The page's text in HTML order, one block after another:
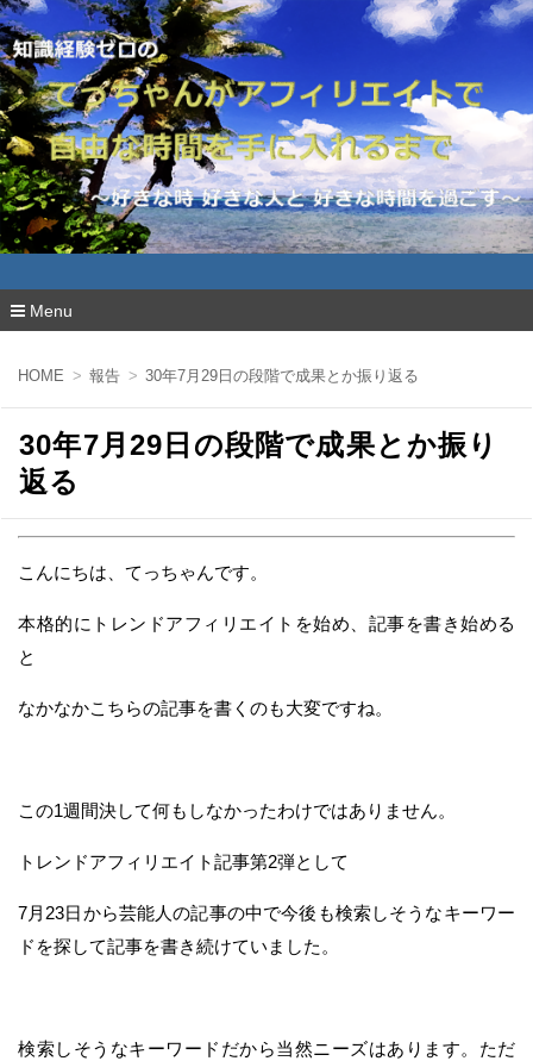
Menu
ン
HOME 報告 30年7月29日の段階で成果とか振り返る
30年7月29日の段階で成果とか振り
返る
こんにちは、てっちゃんです。
本格的にトレンドアフィリエイトを始め、記事を書き始める
と
なかなかこちらの記事を書くのも大変ですね。
この1週間決して何もしなかったわけではありません。
トレンドアフィリエイト記事第2弾として
7月23日から芸能人の記事の中で今後も検索しそうなキーワー
ドを探して記事を書き続けていました。
検索しそうなキーワードだから当然ニーズはあります。ただ